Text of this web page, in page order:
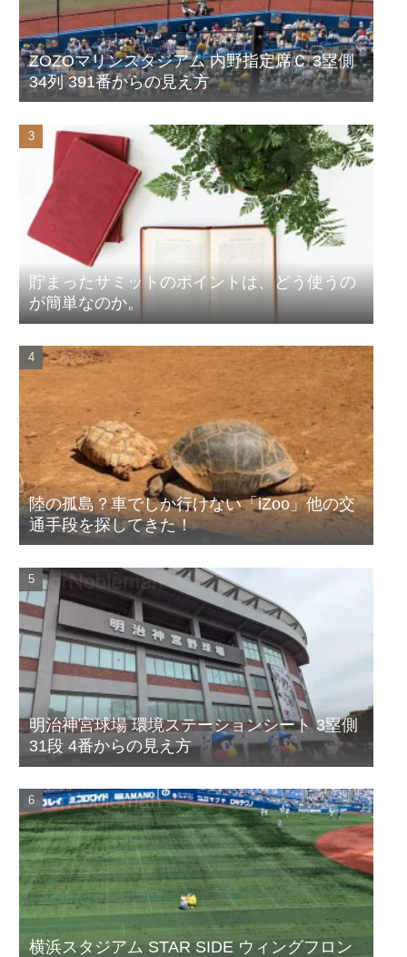
ZOZOマリンスタジアム 内野指定席Ｃ 3塁側
34列 391番からの見え方
貯まったサミットのポイントは、どう使うの
が簡単なのか。
陸の孤島？車でしか行けない「iZoo」他の交
通手段を探してきた！
明治神宮球場 環境ステーションシート 3塁側
31段 4番からの見え方
横浜スタジアム STAR SIDE ウィングフロン